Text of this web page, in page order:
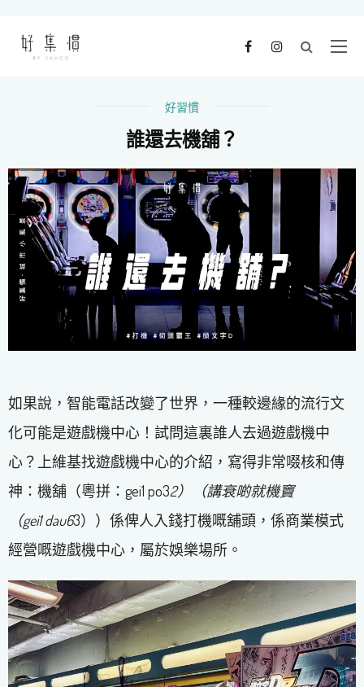
好習慣
誰還去機舖？
如果說，智能電話改變了世界，一種較邊緣的流行文
化可能是遊戲機中心！試問這裏誰人去過遊戲機中
心？上維基找遊戲機中心的介紹，寫得非常啜核和傳
神：機舖（粵拼：gei1 po32）（講衰啲就機竇
（gei1 dau63））係俾人入錢打機嘅舖頭，係商業模式
經營嘅遊戲機中心，屬於娛樂場所。